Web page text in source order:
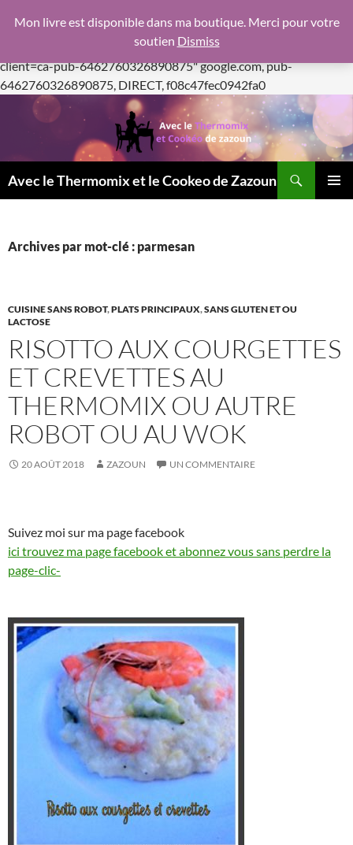
f08c47fec0942fa0
https://pagead2.googlesyndication.com/pagead/js/
client=ca-pub-6462760326890875"google.com, pub-
6462760326890875, DIRECT, f08c47fec0942fa0Aller
au
contenu
Avec le Thermomix et le Cookeo de Zazoun
Archives par mot-clé : parmesan
CUISINE SANS ROBOT,PLATS PRINCIPAUX,SANS GLUTEN ET OU
LACTOSE
RISOTTO AUX COURGETTES
ET CREVETTES AU
THERMOMIX OU AUTRE
ROBOT OU AU WOK
20 AOÛT 2018 ZAZOUN UN COMMENTAIRE
Suivez moi sur ma page facebook
ici trouvez ma page facebook et abonnez vous sans perdre la
page-clic-
Mon livre est disponible dans ma boutique. Merci pour votre
soutien Dismiss